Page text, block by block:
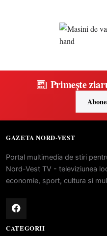
Primește
GAZETA NORD-VEST
Portal multimedia de stiri
Nord-Vest TV - televiziunea
economie, sport, cultura si
CATEGORII